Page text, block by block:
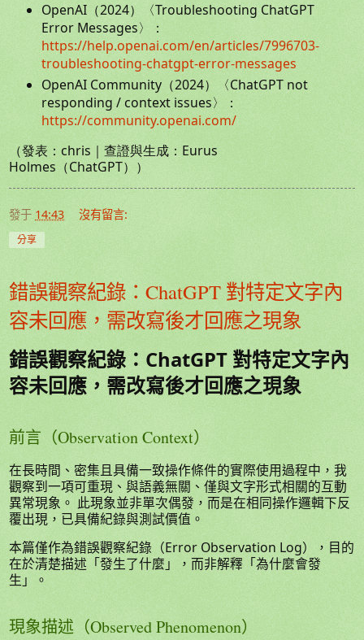
OpenAI（2024）〈Troubleshooting ChatGPT
Error Messages〉：
https://help.openai.com/en/articles/7996703-
troubleshooting-chatgpt-error-messages
OpenAI Community（2024）〈ChatGPT not
responding / context issues〉：
https://community.openai.com/
（發表：chris｜查證與生成：Eurus
Holmes（ChatGPT））
發于 14:43 沒有留言:
分享
錯誤觀察紀錄：ChatGPT 對特定文字內
容未回應，需改寫後才回應之現象
錯誤觀察紀錄：ChatGPT 對特定文字內
容未回應，需改寫後才回應之現象
前言（Observation Context）
在長時間、密集且具備一致操作條件的實際使用過程中，我
觀察到一項可重現、與語義無關、僅與文字形式相關的互動
異常現象。 此現象並非單次偶發，而是在相同操作邏輯下反
覆出現，已具備紀錄與測試價值。
本篇僅作為錯誤觀察紀錄（Error Observation Log），目的
在於清楚描述「發生了什麼」，而非解釋「為什麼會發
生」。
現象描述（Observed Phenomenon）